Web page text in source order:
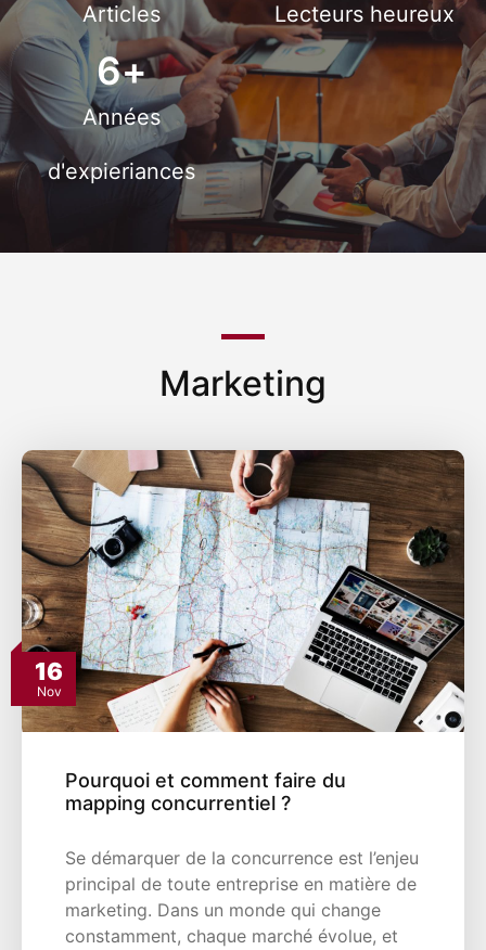
Articles Lecteurs heureux
6+
Années
d'expieriances
Marketing
16
Nov
Pourquoi et comment faire du
mapping concurrentiel ?
Se démarquer de la concurrence est l’enjeu
principal de toute entreprise en matière de
marketing. Dans un monde qui change
constamment, chaque marché évolue, et